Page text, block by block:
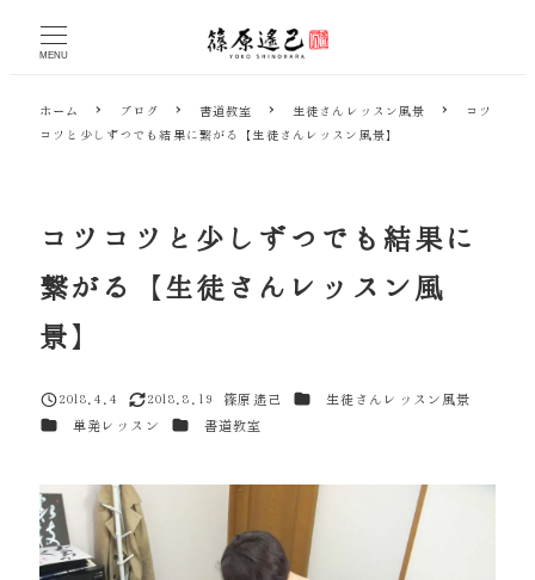
MENU
ホーム ブログ 書道教室 生徒さんレッスン風景
コツ
コツと少しずつでも結果に繋がる【生徒さんレッスン風景】
コツコツと少しずつでも結果に
繋がる【生徒さんレッスン風
景】
投稿日
2018.4.4
更新日
2018.8.19
篠原遙己 カテゴリー生徒さんレッスン風景
カテゴリー
単発レッスン カテゴリー
書道教室